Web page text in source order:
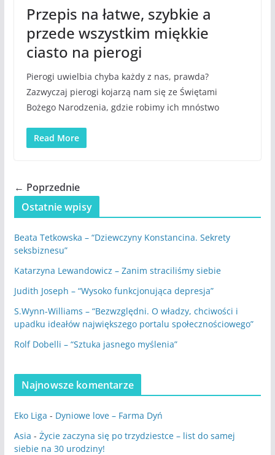
Przepis na łatwe, szybkie a
przede wszystkim miękkie
ciasto na pierogi
Pierogi uwielbia chyba każdy z nas, prawda?
Zazwyczaj pierogi kojarzą nam się ze Świętami
Bożego Narodzenia, gdzie robimy ich mnóstwo
Read More
← Poprzednie
Ostatnie wpisy
Beata Tetkowska – “Dziewczyny Konstancina. Sekrety
seksbiznesu”
Katarzyna Lewandowicz – Zanim straciliśmy siebie
Judith Joseph – “Wysoko funkcjonująca depresja”
S.Wynn-Williams – “Bezwzględni. O władzy, chciwości i
upadku ideałów największego portalu społecznościowego”
Rolf Dobelli – “Sztuka jasnego myślenia”
Najnowsze komentarze
Eko Liga - Dyniowe love – Farma Dyń
Asia - Życie zaczyna się po trzydziestce – list do samej
siebie na 30 urodziny!